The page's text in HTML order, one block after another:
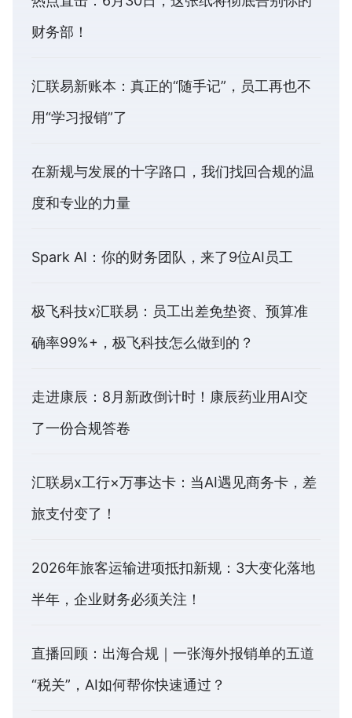
财务部！
汇联易新账本：真正的“随手记”，员工再也不
用“学习报销”了
在新规与发展的十字路口，我们找回合规的温
度和专业的力量
Spark AI：你的财务团队，来了9位AI员工
极飞科技x汇联易：员工出差免垫资、预算准
确率99%+，极飞科技怎么做到的？
走进康辰：8月新政倒计时！康辰药业用AI交
了一份合规答卷
汇联易x工行×万事达卡：当AI遇见商务卡，差
旅支付变了！
2026年旅客运输进项抵扣新规：3大变化落地
半年，企业财务必须关注！
直播回顾：出海合规｜一张海外报销单的五道
“税关”，AI如何帮你快速通过？